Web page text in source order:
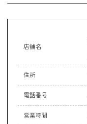
店舗名
住所
電話番号
営業時間